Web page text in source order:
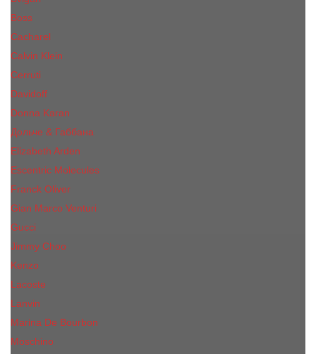
Boss
Cacharel
Calvin Klein
Cerruti
Davidoff
Donna Karan
Дольче & Габбана
Elizabeth Arden
Escentric Molecules
Franck Oliver
Gian Marco Venturi
Gucci
Jimmy Choo
Kenzo
Lacoste
Lanvin
Marina De Bourbon
Moschino